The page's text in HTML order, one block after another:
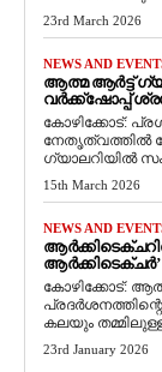
23rd March 2026
NEWS AND
ആത്മ ആർട്ട്
വർക്ക്‌ഷോപ്പ്
കോഴിക്കോട്:
നേതൃത്വത്തിൽ
ഗ്യാലറിയിൽ
15th March 2026
NEWS AND
​കോഴിക്കോട്:
കലയും
23rd January 2026